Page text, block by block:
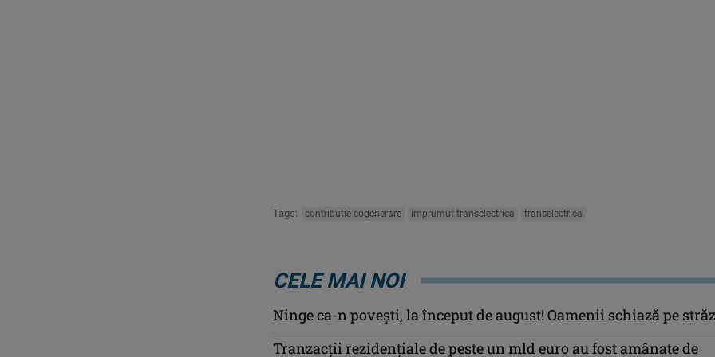
Tags: contributie cogenerare imprumut transelectrica transelectrica
CELE MAI NOI
Ninge ca-n povești, la început de august! Oamenii schiază pe
Tranzacții rezidențiale de peste un mld euro au fost amânate de